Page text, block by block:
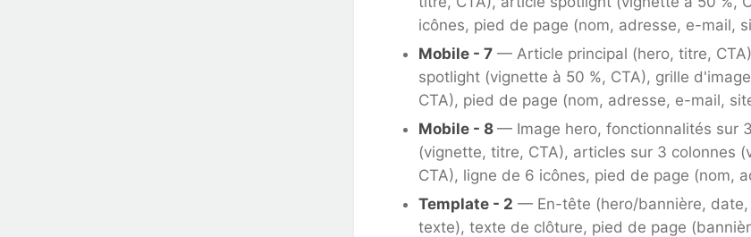
icônes, pied de page (nom, adresse, e-mail,
Mobile - 7 — Article principal (hero, titre,
spotlight (vignette à 50 %, CTA), grille
CTA), pied de page (nom, adresse, e-mail,
Mobile - 8— Image hero, fonctionnalités sur
(vignette, titre, CTA), articles sur 3 colonnes
CTA), ligne de 6 icônes, pied de page (nom,
Template - 2 — En-tête (hero/bannière,
texte), texte de clôture, pied de page